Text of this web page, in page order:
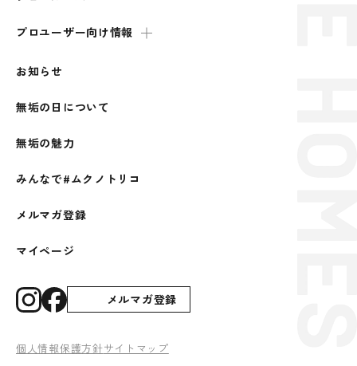
プロユーザー向け情報
お知らせ
無垢の日について
無垢の魅力
みんなで#ムクノトリコ
メルマガ登録
マイページ
メルマガ登録
個人情報保護方針サイトマップ